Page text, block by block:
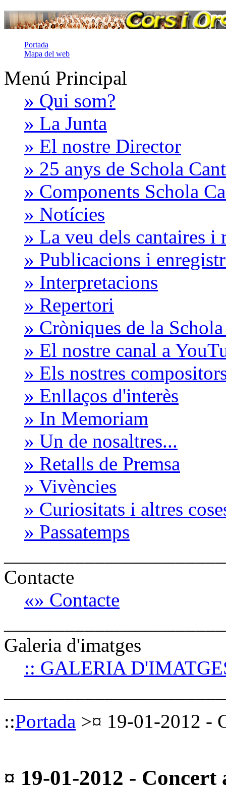
Portada
Mapa del web
Menú Principal
» Qui som?
» La Junta
» El nostre Director
» 25 anys de Schola
» Components Schola
» Notícies
» La veu dels cantaires i
» Publicacions i
» Interpretacions
» Repertori
» Cròniques de la
» El nostre canal a
» Els nostres
» Enllaços d'interès
» In Memoriam
» Un de nosaltres...
» Retalls de Premsa
» Vivències
» Curiositats i altres
» Passatemps
Contacte
«» Contacte
Galeria d'imatges
:: GALERIA
::Portada >¤ 19-01-2012 -
¤ 19-01-2012 -